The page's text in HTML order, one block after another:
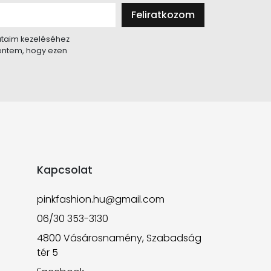
Feliratkozom
kezeléséhez
hogy ezen
Kapcsolat
pinkfashion.hu@gmail.com
06/30 353-3130
4800 Vásárosnamény, Szabadság
tér 5